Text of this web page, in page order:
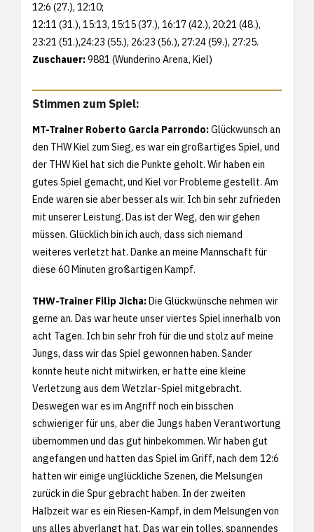
12:6 (27.), 12:10;
12:11 (31.), 15:13, 15:15 (37.), 16:17 (42.), 20:21 (48.),
23:21 (51.),24:23 (55.), 26:23 (56.), 27:24 (59.), 27:25.
Zuschauer:9881 (Wunderino Arena, Kiel)
Stimmen zum Spiel:
MT-Trainer Roberto Garcia Parrondo:Glückwunsch an
den THW Kiel zum Sieg, es war ein großartiges Spiel, und
der THW Kiel hat sich die Punkte geholt. Wir haben ein
gutes Spiel gemacht, und Kiel vor Probleme gestellt. Am
Ende waren sie aber besser als wir. Ich bin sehr zufrieden
mit unserer Leistung. Das ist der Weg, den wir gehen
müssen. Glücklich bin ich auch, dass sich niemand
weiteres verletzt hat. Danke an meine Mannschaft für
diese 60 Minuten großartigen Kampf.
THW-Trainer Filip Jicha:Die Glückwünsche nehmen wir
gerne an. Das war heute unser viertes Spiel innerhalb von
acht Tagen. Ich bin sehr froh für die und stolz auf meine
Jungs, dass wir das Spiel gewonnen haben. Sander
konnte heute nicht mitwirken, er hatte eine kleine
Verletzung aus dem Wetzlar-Spiel mitgebracht.
Deswegen war es im Angriff noch ein bisschen
schwieriger für uns, aber die Jungs haben Verantwortung
übernommen und das gut hinbekommen. Wir haben gut
angefangen und hatten das Spiel im Griff, nach dem 12:6
hatten wir einige unglückliche Szenen, die Melsungen
zurück in die Spur gebracht haben. In der zweiten
Halbzeit war es ein Riesen-Kampf, in dem Melsungen von
uns alles abverlangt hat. Das war ein tolles, spannendes